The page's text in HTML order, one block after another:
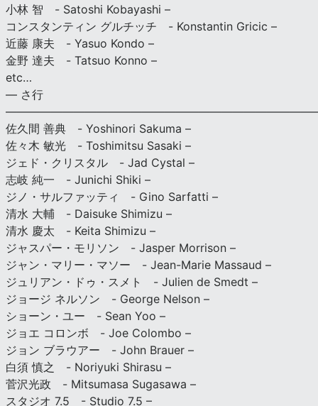
小林 智 - Satoshi Kobayashi –
コンスタンティン グルチッチ - Konstantin Gricic –
近藤 康夫 - Yasuo Kondo –
金野 達夫 - Tatsuo Konno –
etc…
— さ行
佐久間 善典 - Yoshinori Sakuma –
佐々木 敏光 - Toshimitsu Sasaki –
ジェド・クリスタル - Jad Cystal –
志岐 純一 - Junichi Shiki –
ジノ・サルファッティ - Gino Sarfatti –
清水 大輔 - Daisuke Shimizu –
清水 慶太 - Keita Shimizu –
ジャスパー・モリソン - Jasper Morrison –
ジャン・マリー・マソー - Jean-Marie Massaud –
ジュリアン・ドゥ・スメト - Julien de Smedt –
ジョージ ネルソン - George Nelson –
ショーン・ユー - Sean Yoo –
ジョエ コロンボ - Joe Colombo –
ジョン ブラウアー - John Brauer –
白須 慎之 - Noriyuki Shirasu –
菅沢光政 - Mitsumasa Sugasawa –
スタジオ 7.5 - Studio 7.5 –